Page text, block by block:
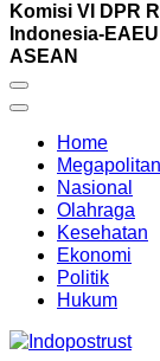
Komisi VI DPR
Indonesia-
ASEAN
Home
Megapolitan
Nasional
Olahraga
Kesehatan
Ekonomi
Politik
Hukum